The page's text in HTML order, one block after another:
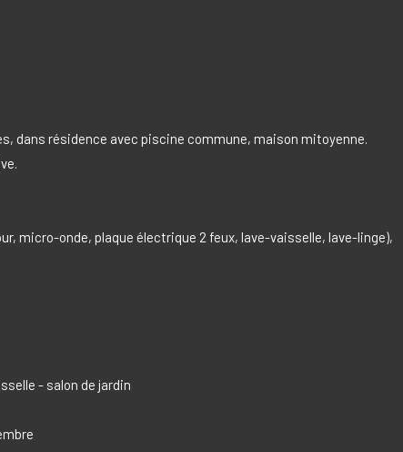
dans résidence avec piscine commune, maison mitoyenne.
micro-onde, plaque électrique 2 feux, lave-vaisselle, lave-linge),
- salon de jardin